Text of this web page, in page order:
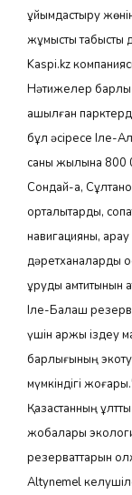
ұйымдастыру
жұмысты табысты
Kaspi.kz
Нәтижелер барлық
ашылған
бұл әсіресе Іле-
саны жылына 800
Сондай-ақ,
орталықтарды,
навигацияны,
дәретханаларды
құруды
Іле-Балқаш
үшін қаржы іздеу
барлығының
мүмкіндігі
Қазақстанның
жобалары
резерваттарын
Altynemel